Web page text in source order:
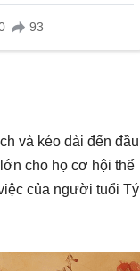
và kéo dài đến đầu
cho họ cơ hội thể
của người tuổi Tý